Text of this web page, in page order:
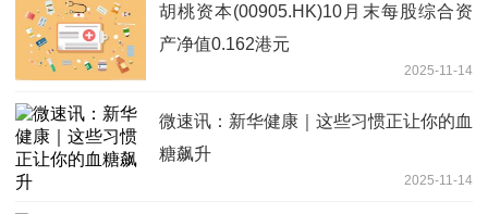
胡桃资本(00905.HK)10月末每股综合资
产净值0.162港元
2025-11-14
微速讯：新华健康｜这些习惯正让你的血
糖飙升
2025-11-14